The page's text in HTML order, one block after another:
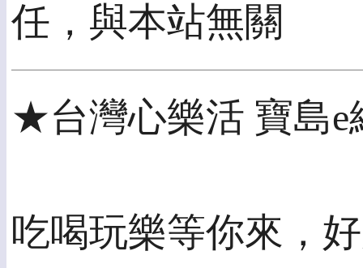
任，與本站無關
★台灣心樂活 寶島
吃喝玩樂等你來，